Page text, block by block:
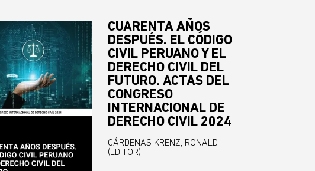
CUARENTA AÑOS
DESPUÉS. EL CÓDIGO
CIVIL PERUANO Y EL
DERECHO CIVIL DEL
FUTURO. ACTAS DEL
CONGRESO
INTERNACIONAL DE
DERECHO CIVIL 2024
CÁRDENAS KRENZ, RONALD
(EDITOR)